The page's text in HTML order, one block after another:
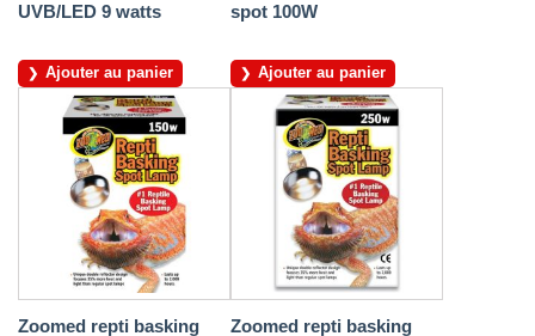
UVB/LED 9 watts
Ajouter au panier
spot 100W
Ajouter au panier
Zoomed repti basking
Zoomed repti basking